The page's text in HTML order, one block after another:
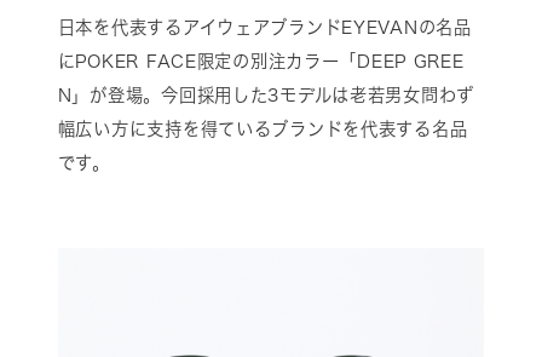
日本を代表するアイウェアブランドEYEVANの名品
にPOKER FACE限定の別注カラー「DEEP GREE
N」が登場。今回採用した3モデルは老若男女問わず
幅広い方に支持を得ているブランドを代表する名品
です。